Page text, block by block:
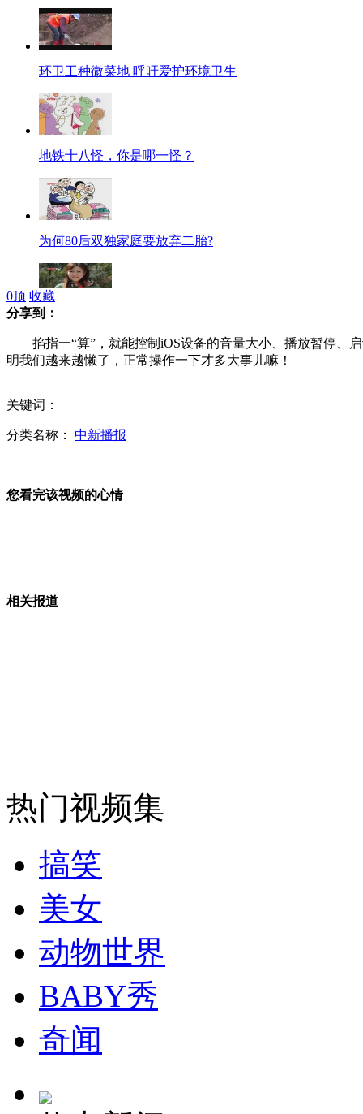
环卫工种微菜地 呼吁爱护环境卫生
地铁十八怪，你是哪一怪？
为何80后双独家庭要放弃二胎?
“中国式过马路”处罚不疼不痒？
热词：拒绝求爱体 幸福官司
山西运城恶犬咬伤多人 警民合力深夜将其击毙
女孩北京地铁殴打老人 痛下狠手拳打脚踢
无痛分娩是否安全 医生回应
外交部：反对强权政治霸凌主义
外交部：有关国家言论片面不公正
0顶 收藏
分享到：
掐指一“算”，就能控制iOS设备的音量大小、播放暂停、
明我们越来越懒了，正常操作一下才多大事儿嘛！
关键词：
分类名称： 中新播报
您看完该视频的心情
相关报道
热门视频集
搞笑
美女
动物世界
BABY秀
奇闻